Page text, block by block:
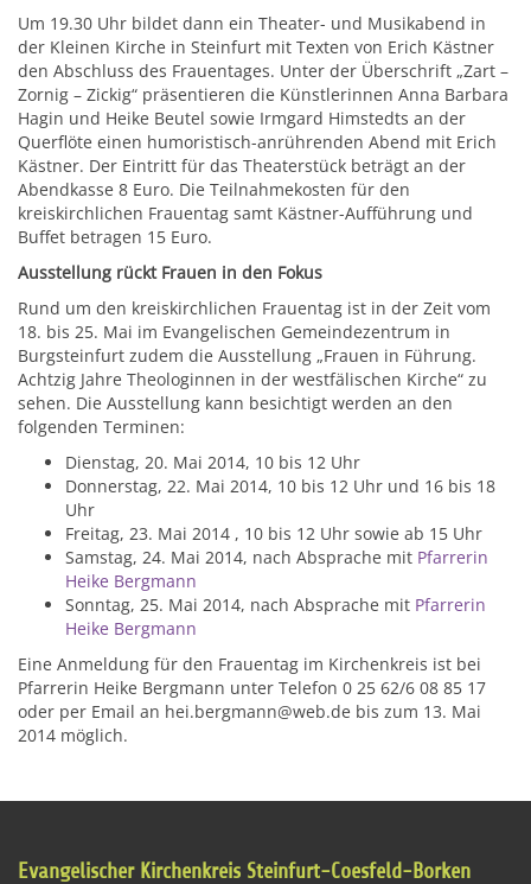
Um 19.30 Uhr bildet dann ein Theater- und Musikabend in
der Kleinen Kirche in Steinfurt mit Texten von Erich Kästner
den Abschluss des Frauentages. Unter der Überschrift „Zart –
Zornig – Zickig“ präsentieren die Künstlerinnen Anna Barbara
Hagin und Heike Beutel sowie Irmgard Himstedts an der
Querflöte einen humoristisch-anrührenden Abend mit Erich
Kästner. Der Eintritt für das Theaterstück beträgt an der
Abendkasse 8 Euro. Die Teilnahmekosten für den
kreiskirchlichen Frauentag samt Kästner-Aufführung und
Buffet betragen 15 Euro.
Ausstellung rückt Frauen in den Fokus
Rund um den kreiskirchlichen Frauentag ist in der Zeit vom
18. bis 25. Mai im Evangelischen Gemeindezentrum in
Burgsteinfurt zudem die Ausstellung „Frauen in Führung.
Achtzig Jahre Theologinnen in der westfälischen Kirche“ zu
sehen. Die Ausstellung kann besichtigt werden an den
folgenden Terminen:
Dienstag, 20. Mai 2014, 10 bis 12 Uhr
Donnerstag, 22. Mai 2014, 10 bis 12 Uhr und 16 bis 18
Uhr
Freitag, 23. Mai 2014 , 10 bis 12 Uhr sowie ab 15 Uhr
Samstag, 24. Mai 2014, nach Absprache mit Pfarrerin
Heike Bergmann
Sonntag, 25. Mai 2014, nach Absprache mit Pfarrerin
Heike Bergmann
Eine Anmeldung für den Frauentag im Kirchenkreis ist bei
Pfarrerin Heike Bergmann unter Telefon 0 25 62/6 08 85 17
oder per Email an hei.bergmann@web.de bis zum 13. Mai
2014 möglich.
Evangelischer Kirchenkreis Steinfurt-Coesfeld-Borken